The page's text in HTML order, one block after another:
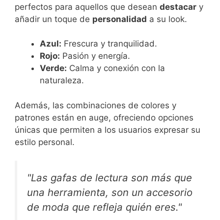
perfectos para aquellos que desean destacar y
añadir un toque de personalidad a su look.
Azul: Frescura y tranquilidad.
Rojo: Pasión y energía.
Verde: Calma y conexión con la
naturaleza.
Además, las combinaciones de colores y
patrones están en auge, ofreciendo opciones
únicas que permiten a los usuarios expresar su
estilo personal.
"Las gafas de lectura son más que
una herramienta, son un accesorio
de moda que refleja quién eres."